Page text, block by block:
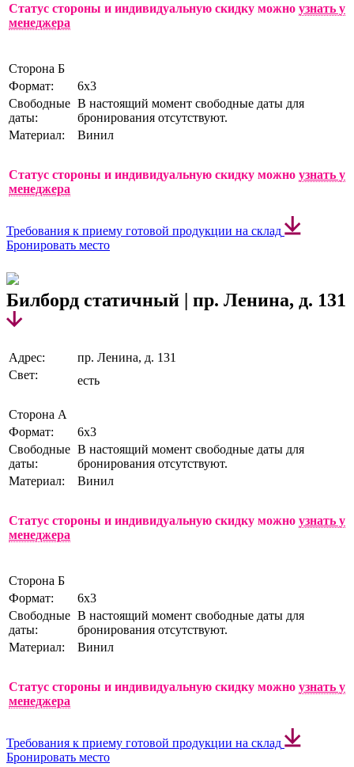
Статус стороны и индивидуальную скидку можно узнать у
менеджера
Сторона Б
Формат:
6х3
Свободные
даты:
В настоящий момент свободные даты для
бронирования отсутствуют.
Материал:
Винил
Статус стороны и индивидуальную скидку можно узнать у
менеджера
Требования к приему готовой продукции на склад
Бронировать место
Билборд статичный | пр. Ленина, д. 131
Адрес:
пр. Ленина, д. 131
Свет:
есть
Сторона А
Формат:
6х3
Свободные
даты:
В настоящий момент свободные даты для
бронирования отсутствуют.
Материал:
Винил
Статус стороны и индивидуальную скидку можно узнать у
менеджера
Сторона Б
Формат:
6х3
Свободные
даты:
В настоящий момент свободные даты для
бронирования отсутствуют.
Материал:
Винил
Статус стороны и индивидуальную скидку можно узнать у
менеджера
Требования к приему готовой продукции на склад
Бронировать место